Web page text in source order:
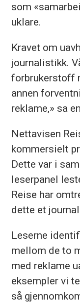
som
uklare.
Kravet om
journalistikk.
forbrukerstoff
annen
reklame,» sa
Nettavisen
kommersielt
Dette var i
leserpanel
Reise har
dette et
Leserne
mellom de to
med reklame
eksempler vi
så